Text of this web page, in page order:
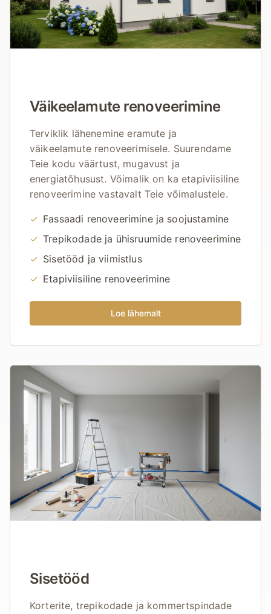
Väikeelamute renoveerimine
Terviklik lähenemine eramute ja
väikeelamute renoveerimisele. Suurendame
Teie kodu väärtust, mugavust ja
energiatõhusust. Võimalik on ka etapiviisiline
renoveerimine vastavalt Teie võimalustele.
✓ Fassaadi renoveerimine ja soojustamine
✓ Trepikodade ja ühisruumide renoveerimine
✓ Sisetööd ja viimistlus
✓ Etapiviisiline renoveerimine
Loe lähemalt
Sisetööd
Korterite, trepikodade ja kommertspindade